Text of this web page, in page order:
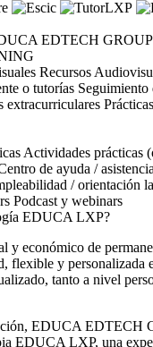
EDTECH GROUP
Recursos
Seguimiento
Actividades prácticas
de ayuda /
/ orientación
Podcast y webinars
EDUCA LXP?
y económico de
flexible y personalizada
tanto a nivel
EDUCA EDTECH
EDUCA LXP, una